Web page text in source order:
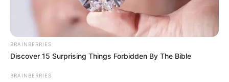
BRAINBERRIES
Discover 15 Surprising Things Forbidden By The Bible
BRAINBERRIES